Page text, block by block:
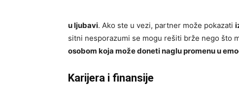
u ljubavi. Ako ste u vezi, partner može pokazati
sitni nesporazumi se mogu rešiti brže nego što
osobom koja može doneti naglu promenu u
Karijera i finansije